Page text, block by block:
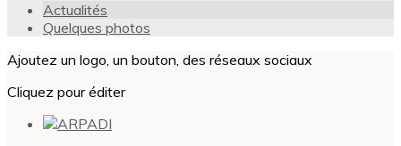
Actualités
Quelques photos
Ajoutez un logo, un bouton, des réseaux sociaux
Cliquez pour éditer